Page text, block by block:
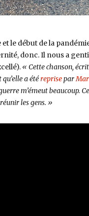
le début de la
donc. Il nous a
« Cette chanson,
a étéreprisepar
m’émeut beaucoup.
les gens. »